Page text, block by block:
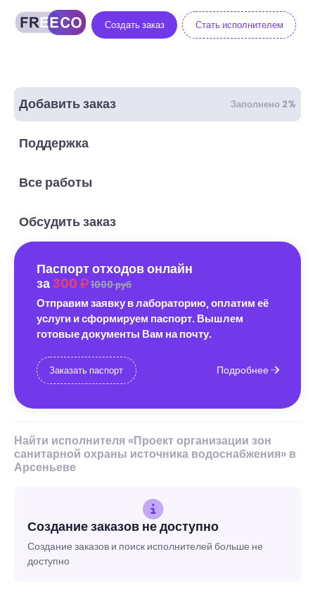
Создать заказ Стать исполнителем
Добавить заказ Заполнено 2%
Поддержка
Все работы
Обсудить заказ
Паспорт отходов онлайн
за 300 1000 руб
Отправим заявку в лабораторию, оплатим её
услуги и сформируем паспорт. Вышлем
готовые документы Вам на почту.
Заказать паспорт Подробнее
Найти исполнителя «Проект организации зон
санитарной охраны источника водоснабжения» в
Арсеньеве
Создание заказов не доступно
Создание заказов и поиск исполнителей больше не
доступно